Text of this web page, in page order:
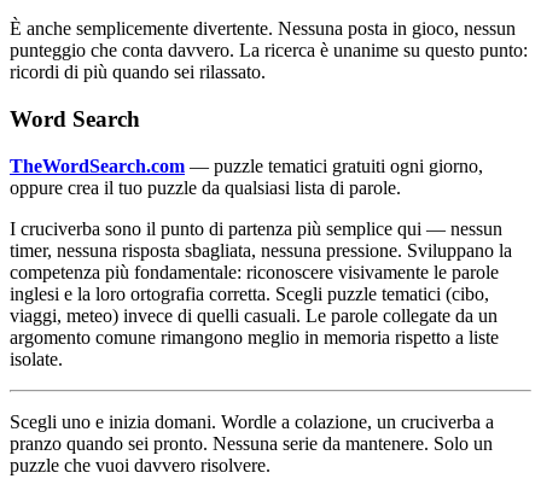
È anche semplicemente divertente. Nessuna posta in gioco, nessun
punteggio che conta davvero. La ricerca è unanime su questo punto:
ricordi di più quando sei rilassato.
Word Search
TheWordSearch.com — puzzle tematici gratuiti ogni giorno,
oppure crea il tuo puzzle da qualsiasi lista di parole.
I cruciverba sono il punto di partenza più semplice qui — nessun
timer, nessuna risposta sbagliata, nessuna pressione. Sviluppano la
competenza più fondamentale: riconoscere visivamente le parole
inglesi e la loro ortografia corretta. Scegli puzzle tematici (cibo,
viaggi, meteo) invece di quelli casuali. Le parole collegate da un
argomento comune rimangono meglio in memoria rispetto a liste
isolate.
Scegli uno e inizia domani. Wordle a colazione, un cruciverba a
pranzo quando sei pronto. Nessuna serie da mantenere. Solo un
puzzle che vuoi davvero risolvere.